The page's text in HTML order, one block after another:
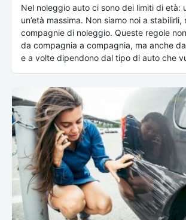
Nel noleggio auto ci sono dei limiti di età:
un’età massima. Non siamo noi a
compagnie di noleggio. Queste regole
da compagnia a compagnia, ma anche
e a volte dipendono dal tipo di auto che